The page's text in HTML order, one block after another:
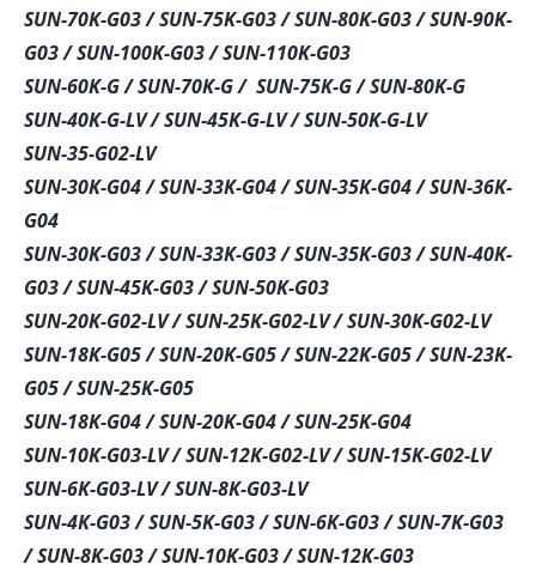
SUN-70K-G03 / SUN-75K-G03 / SUN-80K-G03 / SUN-90K-
G03 / SUN-100K-G03 / SUN-110K-G03
SUN-60K-G / SUN-70K-G / SUN-75K-G / SUN-80K-G
SUN-40K-G-LV / SUN-45K-G-LV / SUN-50K-G-LV
SUN-35-G02-LV
SUN-30K-G04 / SUN-33K-G04 / SUN-35K-G04 / SUN-36K-
G04
SUN-30K-G03 / SUN-33K-G03 / SUN-35K-G03 / SUN-40K-
G03 / SUN-45K-G03 / SUN-50K-G03
SUN-20K-G02-LV / SUN-25K-G02-LV / SUN-30K-G02-LV
SUN-18K-G05 / SUN-20K-G05 / SUN-22K-G05 / SUN-23K-
G05 / SUN-25K-G05
SUN-18K-G04 / SUN-20K-G04 / SUN-25K-G04
SUN-10K-G03-LV / SUN-12K-G02-LV / SUN-15K-G02-LV
SUN-6K-G03-LV / SUN-8K-G03-LV
SUN-4K-G03 / SUN-5K-G03 / SUN-6K-G03 / SUN-7K-G03
/ SUN-8K-G03 / SUN-10K-G03 / SUN-12K-G03